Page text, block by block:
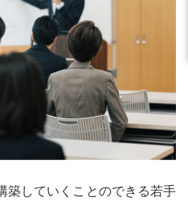
築していくことのできる若手